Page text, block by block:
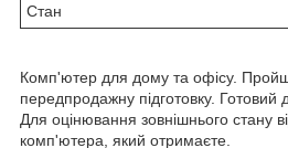
Стан
Комп'ютер для дому та офісу.
передпродажну підготовку. Готовий
Для оцінювання зовнішнього стану
комп'ютера, який отримаєте.